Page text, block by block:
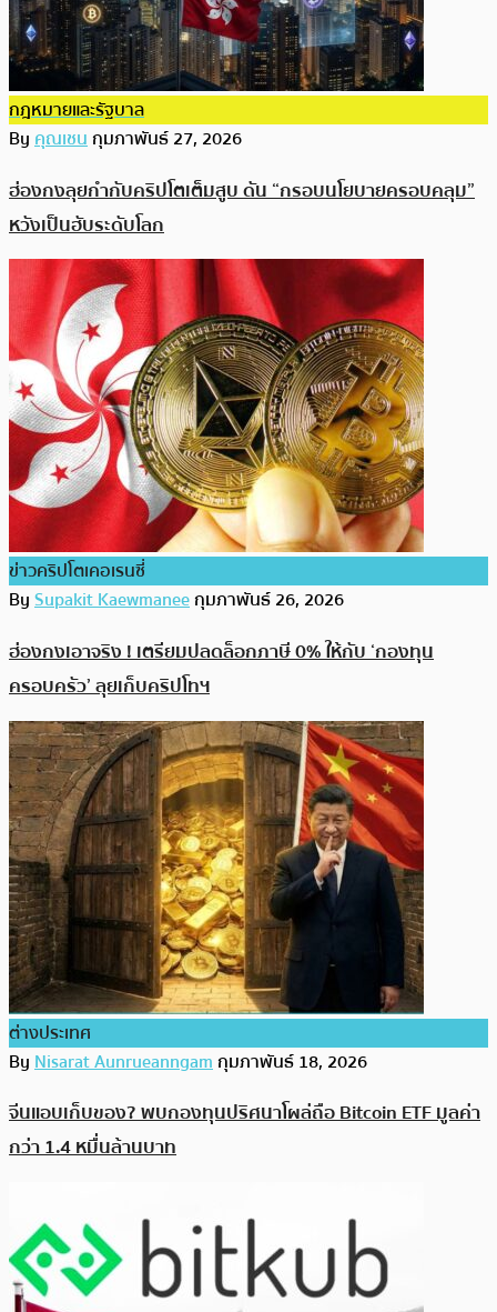
กฎหมายและรัฐบาล
Byคุณเชนกุมภาพันธ์ 27, 2026
ฮ่องกงลุยกำกับคริปโตเต็มสูบ ดัน “กรอบนโยบายครอบคลุม”
หวังเป็นฮับระดับโลก
ข่าวคริปโตเคอเรนซี่
BySupakit Kaewmaneeกุมภาพันธ์ 26, 2026
ฮ่องกงเอาจริง ! เตรียมปลดล็อกภาษี 0% ให้กับ ‘กองทุน
ครอบครัว’ ลุยเก็บคริปโทฯ
ต่างประเทศ
ByNisarat Aunrueanngamกุมภาพันธ์ 18, 2026
จีนแอบเก็บของ? พบกองทุนปริศนาโผล่ถือ Bitcoin ETF มูลค่า
กว่า 1.4 หมื่นล้านบาท